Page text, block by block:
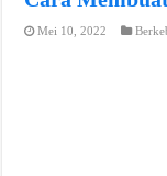
Mei 10, 2022